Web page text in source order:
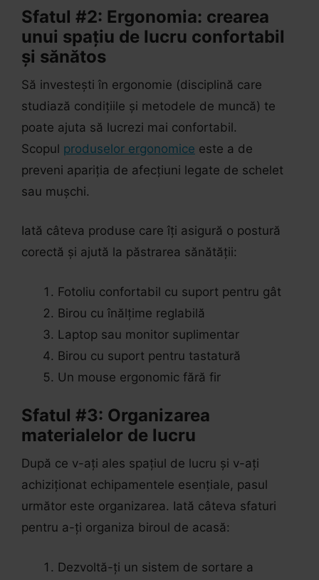
Sfatul #2: Ergonomia: crearea
unui spațiu de lucru confortabil
și sănătos
Să investești în ergonomie (disciplină care
studiază condițiile și metodele de muncă) te
poate ajuta să lucrezi mai confortabil.
Scopul produselor ergonomice este a de
preveni apariția de afecțiuni legate de schelet
sau mușchi.
Iată câteva produse care îți asigură o postură
corectă și ajută la păstrarea sănătății:
Fotoliu confortabil cu suport pentru gât
Birou cu înălțime reglabilă
Laptop sau monitor suplimentar
Birou cu suport pentru tastatură
Un mouse ergonomic fără fir
Sfatul #3: Organizarea
materialelor de lucru
După ce v-ați ales spațiul de lucru și v-ați
achiziționat echipamentele esențiale, pasul
următor este organizarea. Iată câteva sfaturi
pentru a-ți organiza biroul de acasă:
Dezvoltă-ți un sistem de sortare a